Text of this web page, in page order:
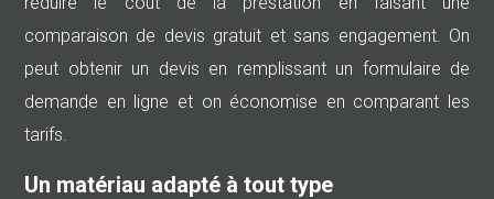
comparaison de devis gratuit et sans engagement. On
peut obtenir un devis en remplissant un formulaire de
demande en ligne et on économise en comparant les
tarifs.
Un matériau adapté à tout type